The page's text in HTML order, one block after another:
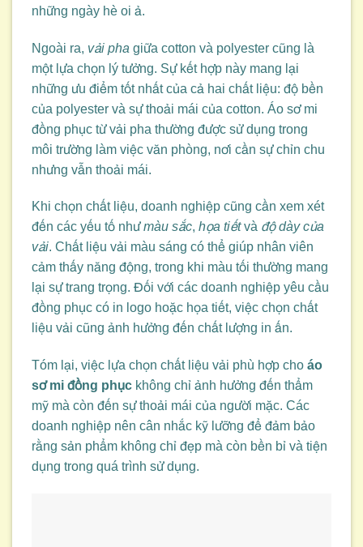
những ngày hè oi ả.
Ngoài ra, vải pha giữa cotton và polyester cũng là
một lựa chọn lý tưởng. Sự kết hợp này mang lại
những ưu điểm tốt nhất của cả hai chất liệu: độ bền
của polyester và sự thoải mái của cotton. Áo sơ mi
đồng phục từ vải pha thường được sử dụng trong
môi trường làm việc văn phòng, nơi cần sự chỉn chu
nhưng vẫn thoải mái.
Khi chọn chất liệu, doanh nghiệp cũng cần xem xét
đến các yếu tố nhưmàu sắc, họa tiếtvà độ dày của
vải. Chất liệu vải màu sáng có thể giúp nhân viên
cảm thấy năng động, trong khi màu tối thường mang
lại sự trang trọng. Đối với các doanh nghiệp yêu cầu
đồng phục có in logo hoặc họa tiết, việc chọn chất
liệu vải cũng ảnh hưởng đến chất lượng in ấn.
Tóm lại, việc lựa chọn chất liệu vải phù hợp cho áo
sơ mi đồng phục không chỉ ảnh hưởng đến thẩm
mỹ mà còn đến sự thoải mái của người mặc. Các
doanh nghiệp nên cân nhắc kỹ lưỡng để đảm bảo
rằng sản phẩm không chỉ đẹp mà còn bền bỉ và tiện
dụng trong quá trình sử dụng.